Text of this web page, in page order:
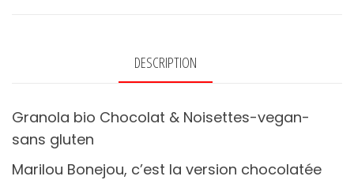
gluten
DESCRIPTION
Granola bio Chocolat & Noisettes-vegan-
sans gluten
Marilou Bonejou, c’est la version chocolatée